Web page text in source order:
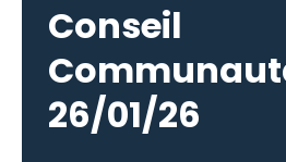
Conseil
26/01/26